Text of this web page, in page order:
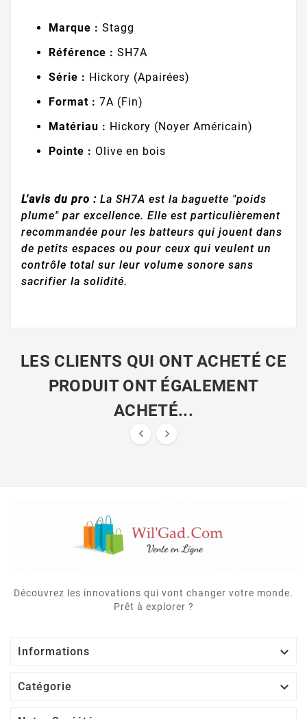
Marque : Stagg
Référence : SH7A
Série : Hickory (Apairées)
Format : 7A (Fin)
Matériau : Hickory (Noyer Américain)
Pointe : Olive en bois
L'avis du pro : La SH7A est la baguette "poids
plume" par excellence. Elle est particulièrement
recommandée pour les batteurs qui jouent dans
de petits espaces ou pour ceux qui veulent un
contrôle total sur leur volume sonore sans
sacrifier la solidité.
LES CLIENTS QUI ONT ACHETÉ CE
PRODUIT ONT ÉGALEMENT
ACHETÉ...
 
Découvrez les innovations qui vont changer votre monde.
Prêt à explorer ?
Informations 
Catégorie 